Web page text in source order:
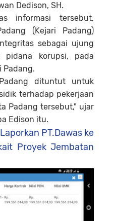
Dedison, SH.
informasi tersebut,
(Kejari Padang)
sebagai ujung
pidana korupsi, pada
Padang.
dituntut untuk
terhadap pekerjaan
Padang tersebut," ujar
Edison itu.
PT.Dawas ke
Proyek Jembatan